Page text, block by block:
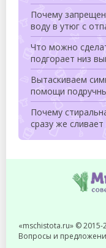
Почему
воду в утюг с
Что можно
подгорает низ
Вытаскиваем
помощи
Почему
сразу же сливает
«mschistota.ru» © 2015-
Вопросы и